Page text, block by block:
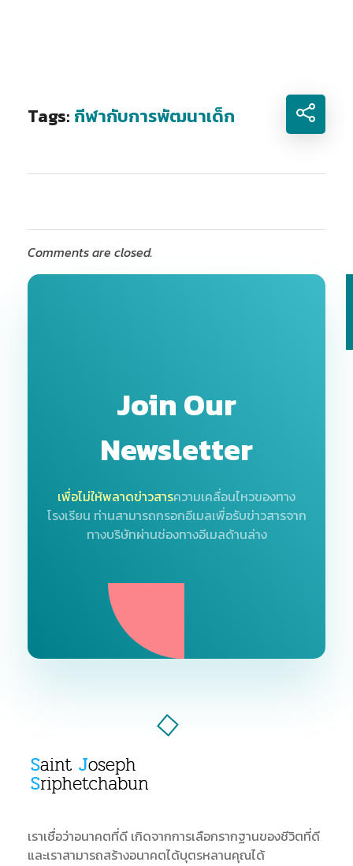
Tags: กีฬากับการพัฒนาเด็ก
Comments are closed.
Join Our
Newsletter
เพื่อไม่ให้พลาดข่าวสารความเคลื่อนไหวของทาง
โรงเรียน ท่านสามารถกรอกอีเมลเพื่อรับข่าวสารจาก
ทางบริษัทผ่านช่องทางอีเมลด้านล่าง
เราเชื่อว่าอนาคตที่ดี เกิดจากการเลือกรากฐานของชีวิตที่ดี
และเราสามารถสร้างอนาคตได้บุตรหลานคุณได้